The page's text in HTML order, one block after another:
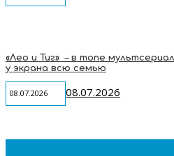
«Лео и Тиг» – в топе
у экрана всю семью
08.07.2026 08.07.2026